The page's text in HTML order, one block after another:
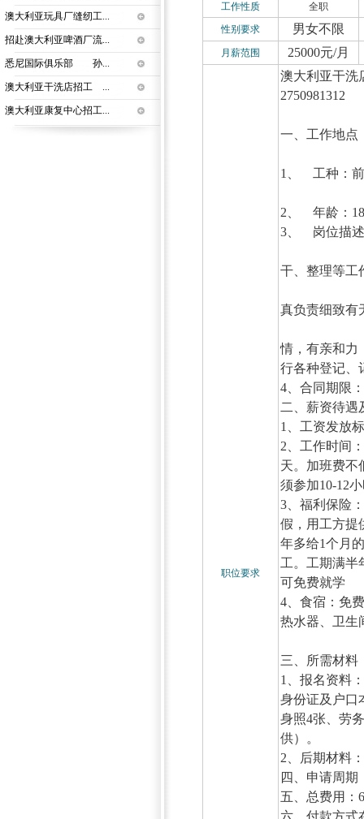
澳大利亚玩具厂缝纫工...
招赴澳大利亚啤酒厂流...
悉尼国际俱乐部 孙...
澳大利亚干洗店招工 ...
澳大利亚康复中心招工...
工作性质
全职
性别要求
男女不限
月薪范围 25000元/月
职位要求
澳大利亚干
2750981312
一、工作地点
1、 工种：前
2、 年龄：
3、 岗位描
干、整理等
真负责细致有
情，有亲和力
行各种登记、
4、合同期限
二、薪资待
1、工资发放
2、工作时间
天。加班费
须参加10-12
3、福利保险
假，用工方提
年多给1个月
工。工期满半
可免费就学
4、食宿：免
热水器、卫
三、所需材
1、报名资料
身份证及户口
身照4张、劳
供）。
2、后期材料
四、申请周
五、总费用